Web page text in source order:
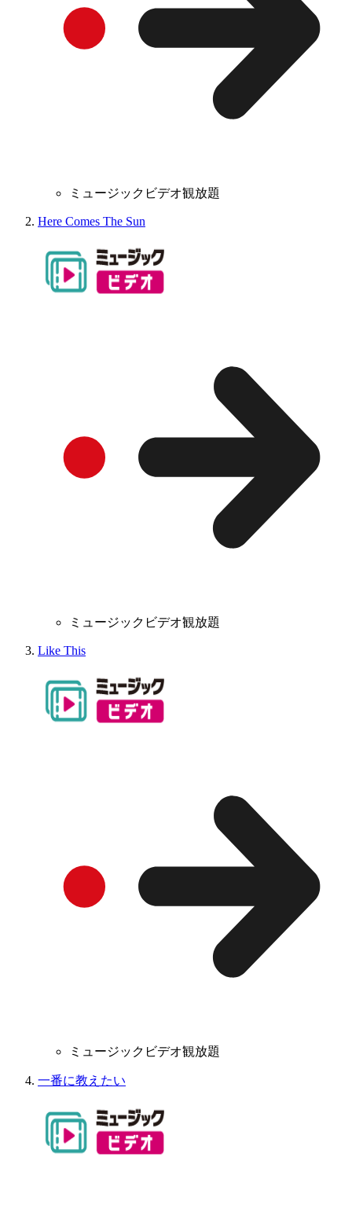
ミュージックビデオ観放題
Here Comes The Sun
ミュージックビデオ観放題
Like This
ミュージックビデオ観放題
一番に教えたい